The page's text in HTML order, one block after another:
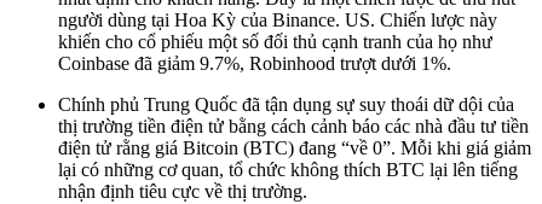
người dùng tại Hoa Kỳ của Binance. US. Chiến lược này
khiến cho cổ phiếu một số đối thủ cạnh tranh của họ như
Coinbase đã giảm 9.7%, Robinhood trượt dưới 1%.
Chính phủ Trung Quốc đã tận dụng sự suy thoái dữ dội của
thị trường tiền điện tử bằng cách cảnh báo các nhà đầu tư tiền
điện tử rằng giá Bitcoin (BTC) đang “về 0”. Mỗi khi giá giảm
lại có những cơ quan, tổ chức không thích BTC lại lên tiếng
nhận định tiêu cực về thị trường.